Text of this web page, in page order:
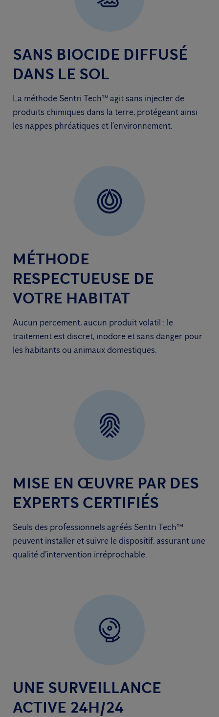
SANS BIOCIDE DIFFUSÉ
DANS LE SOL
La méthode Sentri Tech™ agit sans injecter de
produits chimiques dans la terre, protégeant ainsi
les nappes phréatiques et l’environnement.
MÉTHODE
RESPECTUEUSE DE
VOTRE HABITAT
Aucun percement, aucun produit volatil : le
traitement est discret, inodore et sans danger pour
les habitants ou animaux domestiques.
MISE EN ŒUVRE PAR DES
EXPERTS CERTIFIÉS
Seuls des professionnels agréés Sentri Tech™
peuvent installer et suivre le dispositif, assurant une
qualité d’intervention irréprochable.
UNE SURVEILLANCE
ACTIVE 24H/24